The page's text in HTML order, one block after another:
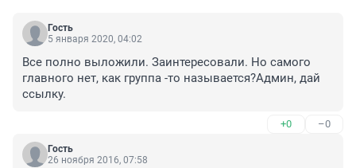
Гость
5 января 2020, 04:02
Все полно выложили. Заинтересовали. Но самого
главного нет, как группа -то называется?Админ, дай
ссылку.
+0 –0
Гость
26 ноября 2016, 07:58